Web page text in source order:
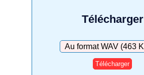
Télécharger
Télécharger